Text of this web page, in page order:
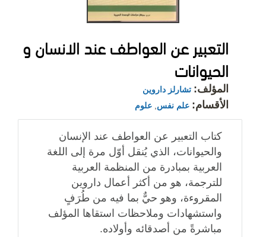
التعبير عن العواطف عند الانسان و
الحيوانات
المؤلف: تشارلز داروين
الأقسام: علم نفس علوم
كتاب التعبير عن العواطف عند الإنسان
والحيوانات، الذي يُنقل أوّل مرة إلى اللغة
العربية بمبادرة من المنظمة العربية
للترجمة، هو من أكثر أعمال داروين
المقروءة، وهو حيٌّ بما فيه من طُرَفٍ
واستشهادات وملاحظات استقاها المؤلف
مباشرةً من أصدقائه وأولاده.